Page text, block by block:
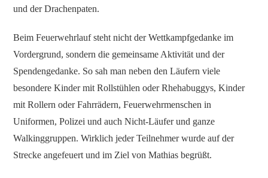
und der Drachenpaten.
Beim Feuerwehrlauf steht nicht der Wettkampfgedanke im
Vordergrund, sondern die gemeinsame Aktivität und der
Spendengedanke. So sah man neben den Läufern viele
besondere Kinder mit Rollstühlen oder Rhehabuggys, Kinder
mit Rollern oder Fahrrädern, Feuerwehrmenschen in
Uniformen, Polizei und auch Nicht-Läufer und ganze
Walkinggruppen. Wirklich jeder Teilnehmer wurde auf der
Strecke angefeuert und im Ziel von Mathias begrüßt.